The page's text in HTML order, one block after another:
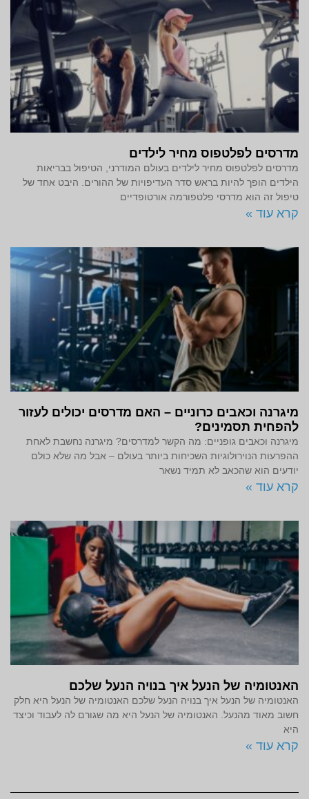
מדרסים לפלטפוס מחיר לילדים
מדרסים לפלטפוס מחיר לילדים בעולם המודרני, הטיפול בבריאות
הילדים הופך להיות בראש סדר העדיפויות של ההורים. היבט אחד של
טיפול זה הוא מדרסי פלטפורמה אורטופדיים
קרא עוד »
מיגרנה וכאבים כרוניים – האם מדרסים יכולים לעזור
להפחית תסמינים?
מיגרנה וכאבים גופניים: מה הקשר למדרסים? מיגרנה נחשבת לאחת
ההפרעות הנוירולוגיות השכיחות ביותר בעולם – אבל מה שלא כולם
יודעים הוא שהכאב לא תמיד נשאר
קרא עוד »
האנטומיה של הנעל איך בנויה הנעל שלכם
האנטומיה של הנעל איך בנויה הנעל שלכם האנטומיה של הנעל היא חלק
חשוב מאוד מהנעל. האנטומיה של הנעל היא מה שגורם לה לעבוד וכיצד
היא
קרא עוד »